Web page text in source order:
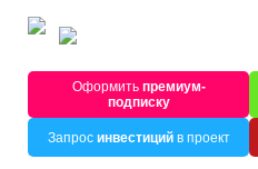
Оформитьпремиум-
подписку
Запрос инвестицийв проект